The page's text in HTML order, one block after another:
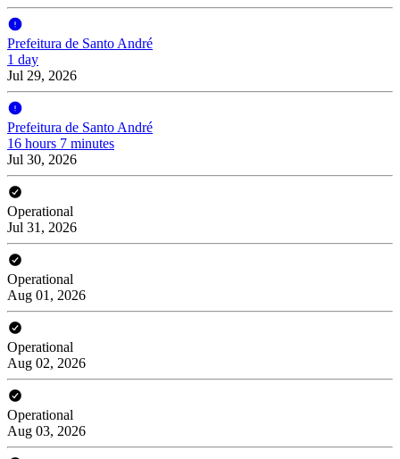
Prefeitura de Santo André
1 day
Jul 29, 2026
Prefeitura de Santo André
16 hours 7 minutes
Jul 30, 2026
Operational
Jul 31, 2026
Operational
Aug 01, 2026
Operational
Aug 02, 2026
Operational
Aug 03, 2026